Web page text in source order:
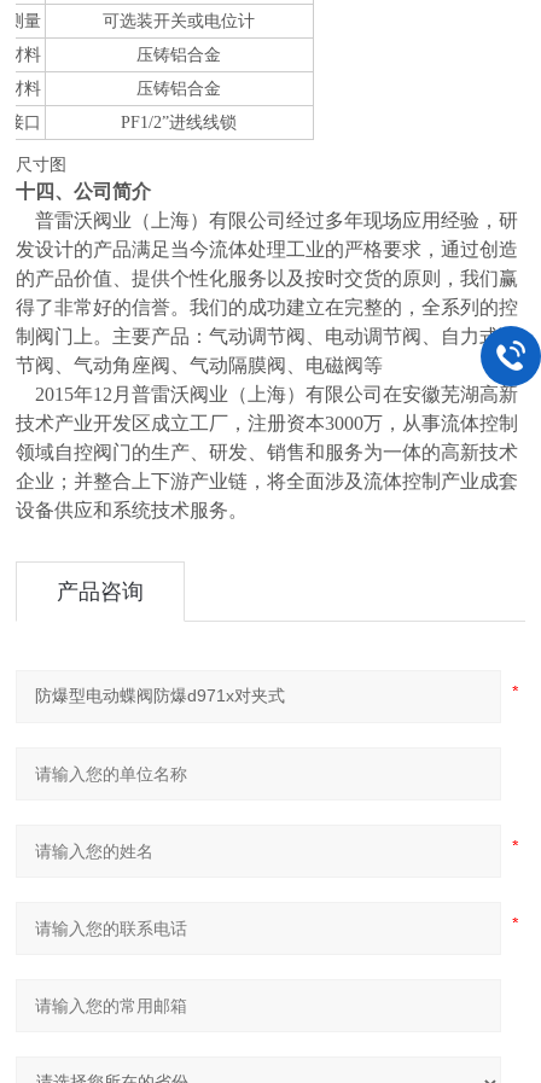
测量
可选装开关或电位计
材料
压铸铝合金
材料
压铸铝合金
接口
PF1/2”进线线锁
尺寸图
十四、公司简介
普雷沃阀业（上海）有限公司经过多年现场应用经验，研
发设计的产品满足当今流体处理工业的严格要求，通过创造
的产品价值、提供个性化服务以及按时交货的原则，我们赢
得了非常好的信誉。我们的成功建立在完整的，全系列的控
制阀门上。主要产品：气动调节阀、电动调节阀、自力式调
节阀、气动角座阀、气动隔膜阀、电磁阀等
2015年12月普雷沃阀业（上海）有限公司在安徽芜湖高新
技术产业开发区成立工厂，注册资本3000万，从事流体控制
领域自控阀门的生产、研发、销售和服务为一体的高新技术
企业；并整合上下游产业链，将全面涉及流体控制产业成套
设备供应和系统技术服务。
产品咨询